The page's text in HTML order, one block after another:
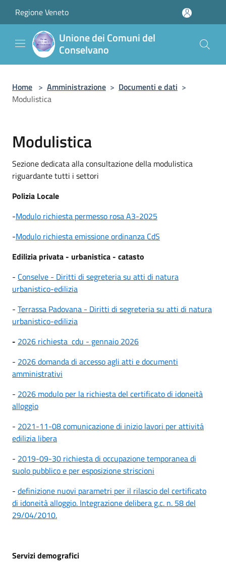
Regione Veneto
Unione dei Comuni del
Conselvano
Home > Amministrazione > Documenti e dati >
Modulistica
Modulistica
Sezione dedicata alla consultazione della modulistica
riguardante tutti i settori
Polizia Locale
-Modulo richiesta permesso rosa A3-2025
-Modulo richiesta emissione ordinanza CdS
Edilizia privata - urbanistica - catasto
- Conselve - Diritti di segreteria su atti di natura
urbanistico-edilizia
- Terrassa Padovana - Diritti di segreteria su atti di natura
urbanistico-edilizia
- 2026 richiesta cdu - gennaio 2026
- 2026 domanda di accesso agli atti e documenti
amministrativi
- 2026 modulo per la richiesta del certificato di idoneità
alloggio
- 2021-11-08 comunicazione di inizio lavori per attivitá
edilizia libera
- 2019-09-30 richiesta di occupazione temporanea di
suolo pubblico e per esposizione striscioni
- definizione nuovi parametri per il rilascio del certificato
di idoneità alloggio. Integrazione delibera g.c. n. 58 del
29/04/2010.
Servizi demografici